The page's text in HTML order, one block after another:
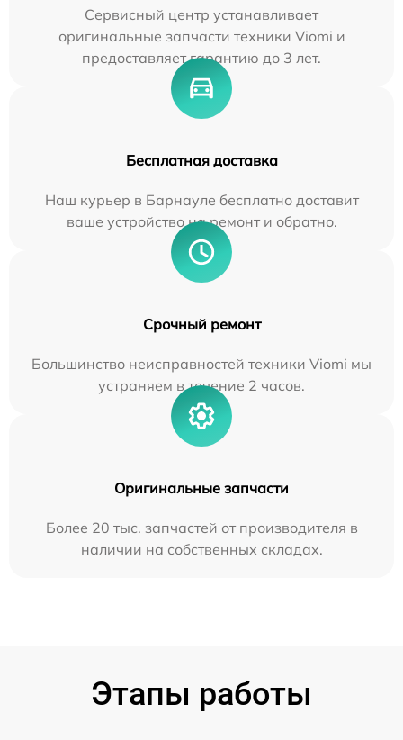
Сервисный центр устанавливает
оригинальные запчасти техники Viomi и
предоставляет гарантию до 3 лет.
Бесплатная доставка
Наш курьер в Барнауле бесплатно доставит
ваше устройство на ремонт и обратно.
Срочный ремонт
Большинство неисправностей техники Viomi мы
устраняем в течение 2 часов.
Оригинальные запчасти
Более 20 тыс. запчастей от производителя в
наличии на собственных складах.
Этапы работы